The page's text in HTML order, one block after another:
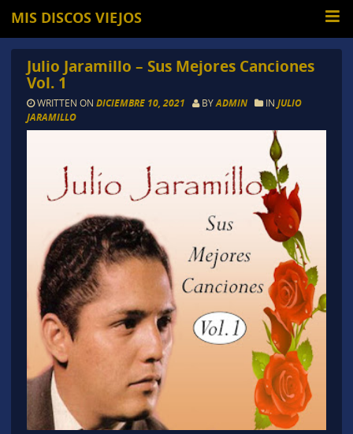
MIS DISCOS VIEJOS
Julio Jaramillo – Sus Mejores Canciones
Vol. 1
WRITTEN ON DICIEMBRE 10, 2021 BYADMIN IN JULIO
JARAMILLO